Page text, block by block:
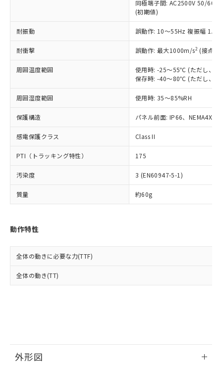
同極端子間: AC2500V 50/
(初期値)
耐振動 誤動作: 10～55Hz 複振幅
耐衝撃 誤動作: 最大1000m/s2 (接点
周囲温度範囲
使用時: -25～55℃ (ただし、氷
保存時: -40～80℃ (ただし、氷
周囲湿度範囲 使用時: 35～85%RH
保護構造 パネル前面: IP66、NEMA4X,
感電保護クラス Class II
PTI（トラッキング特性） 175
汚染度 3 (EN60947-5-1)
質量 約60g
動作特性
全体の動きに必要な力(TTF)
全体の動き(TT)
外形図
在庫状況および標準価格照会結果は、
記載している更新日時点での社内デー
タに基づき作成されるものであり、閲
覧された時点での実際の在庫および標
準価格とは異なる場合があることをご
正式な納期状況および標準価格はお客
様のお取引先、またはお客様担当のオ
ムロン制御機器販売店・当社販売員に
オムロン制御機器販売店や当社販売拠
販売ネットワーク
」をご確認
在庫状況および標準価格結果を当社の
事前の承諾なく第三者に漏洩または開
示しないようお願いします。
マイパーツ機能（部品リスト作成サー
ビス）をご利用いただくには、I-Web
メンバーズにご登録されている必要が
あります。
品・サービスに関するお客様との取
引・商談に必要な範囲で利用すること
※当社の共同利用者とは、
の共同利用に関して"
の「1.共同利
鉛(Pb) 1000ppm以下、 水銀(Hg) 1000ppm以下、 カド
類(PBB) 1000ppm以下、ポリ臭化ジフェニルエーテル類
(PBDE) 1000ppm以下、フタル酸ビス(2-エチルヘキシ
ル) (DEHP)(別名：DOP) 1000ppm以下、フタル酸ブチ
ルベンジル（BBP） 1000ppm以下、フタル酸ジブチル
（DBP） 1000ppm以下、フタル酸ジイソブチル
但し、RoHS指令で産業用監視および制御機器に対する
適用除外項目は除く。
図的な使用がないことを確認しています。
部品在庫の切り替え状況などにより、予定
月が前後することがあります。
とができます。
EU RoHS指令（10物質）の非含有証明書
51物質の非含有証明書（当社基準）
荷製品に未対応品が混在することから備考
欄に対応日を記載しておりました。
*中国RoHS10物質の基準値 (GB/T26572)：
Cr(Ⅵ)(六価クロム) : 1000ppm、 PBBs(ポリ臭化ビフェ
ニル類) : 1000ppm、 PBDEs(ポリ臭化ジフェニルエーテ
ル類) : 1000ppm、
DBP(フタル酸ジブチル) : 1000ppm、 DIBP(フタル酸ジ
イソブチル) : 1000ppm、 BBP(フタル酸ブチルベンジ
DEHP(フタル酸ビス(2-エチルヘキシル)) : 1000ppm
「ｅ」：有害物質（10物質）のすべてが基
準値以下であることを示します。
「10」：通常の使用状況下において有害物
質が外部に漏えいし、環境に深刻な影響を
「－」：未確認です。当社販売部門へお問
為替および外国貿易法に定める商品
（以下｢規制貨物等」という）を輸出
または国外への提供する場合は、日本
国政府の輸出許可(または役務取引許
当社は規制貨物を破棄する場合は、完
全に破砕するなど、違法に輸出されな
いよう必要な手段を講じます。
当社は貴社製品を、核兵器、ミサイ
ル、化学兵器、生物兵器またはその他
武器並びにこれらの製造装置等に一切
当社は、貴社製品を第三者に販売する
場合は、上記1、2および3の内容を当
該第三者に通知します。また当社は、
法に輸出するおそれがある場合は、取
り引きをいたしません。
合意する
一定数以上の在庫あり
一定数には満たないが在庫あり
在庫なし(最新の在庫状況につ
いては、お客様のお取引先、ま
たはお客様担当のオムロン制御
機器販売店・当社販売員にご確
受注生産機種、また在庫状況の
情報を公開していない機種